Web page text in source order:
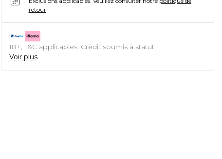
retour
18+, T&C applicables. Crédit soumis à statut
Voir plus